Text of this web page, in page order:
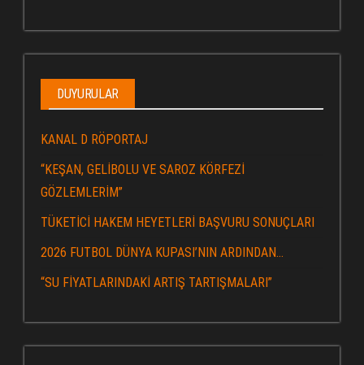
DUYURULAR
KANAL D RÖPORTAJ
“KEŞAN, GELİBOLU VE SAROZ KÖRFEZİ
GÖZLEMLERİM”
TÜKETİCİ HAKEM HEYETLERİ BAŞVURU SONUÇLARI
2026 FUTBOL DÜNYA KUPASI’NIN ARDINDAN…
“SU FİYATLARINDAKİ ARTIŞ TARTIŞMALARI”